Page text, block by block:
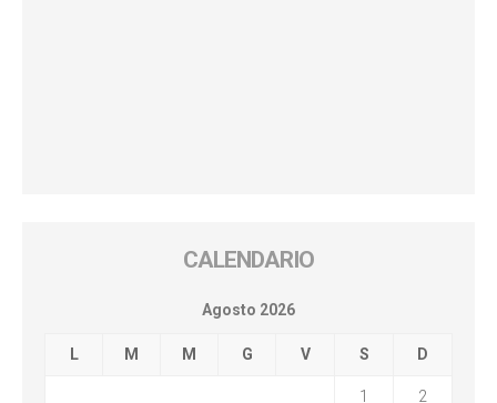
CALENDARIO
Agosto 2026
L M M G V S D
1 2